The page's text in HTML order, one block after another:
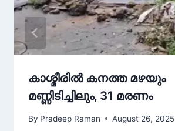
കാശ്മീരിൽ കനത്ത മഴയും
മണ്ണിടിച്ചിലും, 31 മരണം
By Pradeep Raman August 26, 2025